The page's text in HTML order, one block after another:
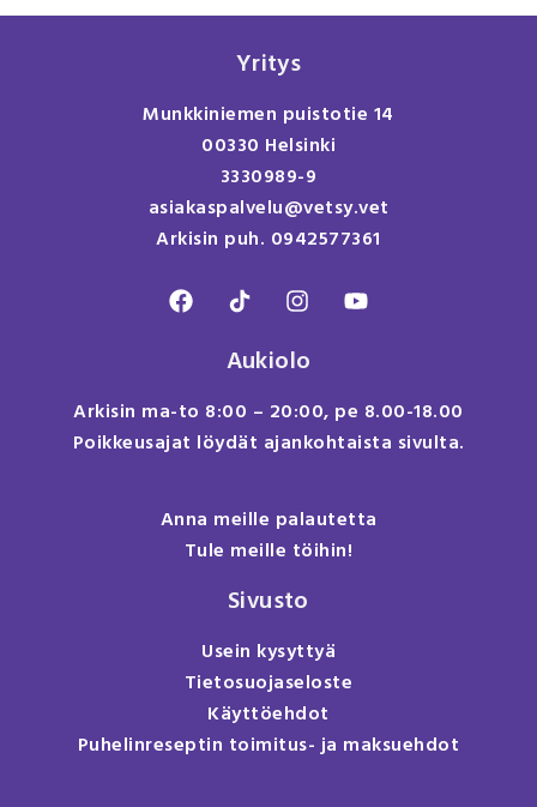
Yritys
Munkkiniemen puistotie 14
00330 Helsinki
3330989-9
asiakaspalvelu@vetsy.vet
Arkisin puh. 0942577361
Aukiolo
Arkisin ma-to 8:00 – 20:00, pe 8.00-18.00
Poikkeusajat löydät ajankohtaista sivulta.
Anna meille palautetta
Tule meille töihin!
Sivusto
Usein kysyttyä
Tietosuojaseloste
Käyttöehdot
Puhelinreseptin toimitus- ja maksuehdot